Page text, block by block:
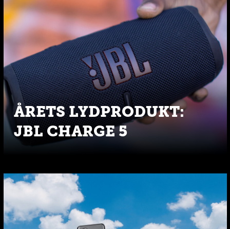
ÅRETS LYDPRODUKT:
JBL CHARGE 5